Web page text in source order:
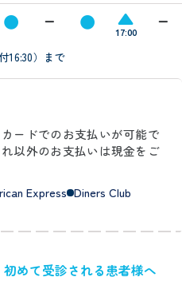
● ー ● ▲
17:00
ー
16:30）まで
ードでのお支払いが可能で
以外のお支払いは現金をご
Express Diners Club
初めて受診される患者様へ